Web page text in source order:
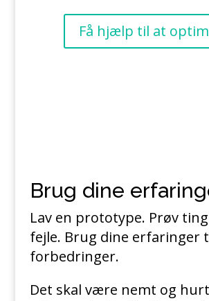
Få hjælp til at
Brug dine
Lav en prototype. Prøv
fejle. Brug dine erfaringer
forbedringer.
Det skal være nemt og